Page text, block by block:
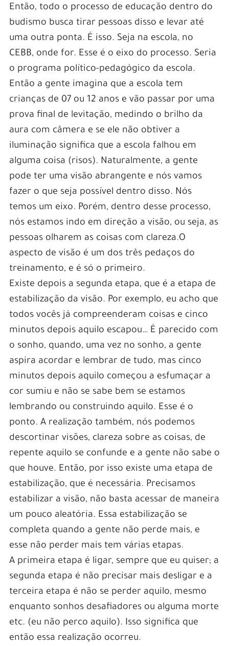
Então, todo o processo de educação dentro do
budismo busca tirar pessoas disso e levar até
uma outra ponta. É isso. Seja na escola, no
CEBB, onde for. Esse é o eixo do processo. Seria
o programa político-pedagógico da escola.
Então a gente imagina que a escola tem
crianças de 07 ou 12 anos e vão passar por uma
prova final de levitação, medindo o brilho da
aura com câmera e se ele não obtiver a
iluminação significa que a escola falhou em
alguma coisa (risos). Naturalmente, a gente
pode ter uma visão abrangente e nós vamos
fazer o que seja possível dentro disso. Nós
temos um eixo. Porém, dentro desse processo,
nós estamos indo em direção a visão, ou seja, as
pessoas olharem as coisas com clareza.O
aspecto de visão é um dos três pedaços do
treinamento, e é só o primeiro.
Existe depois a segunda etapa, que é a etapa de
estabilização da visão. Por exemplo, eu acho que
todos vocês já compreenderam coisas e cinco
minutos depois aquilo escapou… É parecido com
o sonho, quando, uma vez no sonho, a gente
aspira acordar e lembrar de tudo, mas cinco
minutos depois aquilo começou a esfumaçar a
cor sumiu e não se sabe bem se estamos
lembrando ou construindo aquilo. Esse é o
ponto. A realização também, nós podemos
descortinar visões, clareza sobre as coisas, de
repente aquilo se confunde e a gente não sabe o
que houve. Então, por isso existe uma etapa de
estabilização, que é necessária. Precisamos
estabilizar a visão, não basta acessar de maneira
um pouco aleatória. Essa estabilização se
completa quando a gente não perde mais, e
esse não perder mais tem várias etapas.
A primeira etapa é ligar, sempre que eu quiser; a
segunda etapa é não precisar mais desligar e a
terceira etapa é não se perder aquilo, mesmo
enquanto sonhos desafiadores ou alguma morte
etc. (eu não perco aquilo). Isso significa que
então essa realização ocorreu.